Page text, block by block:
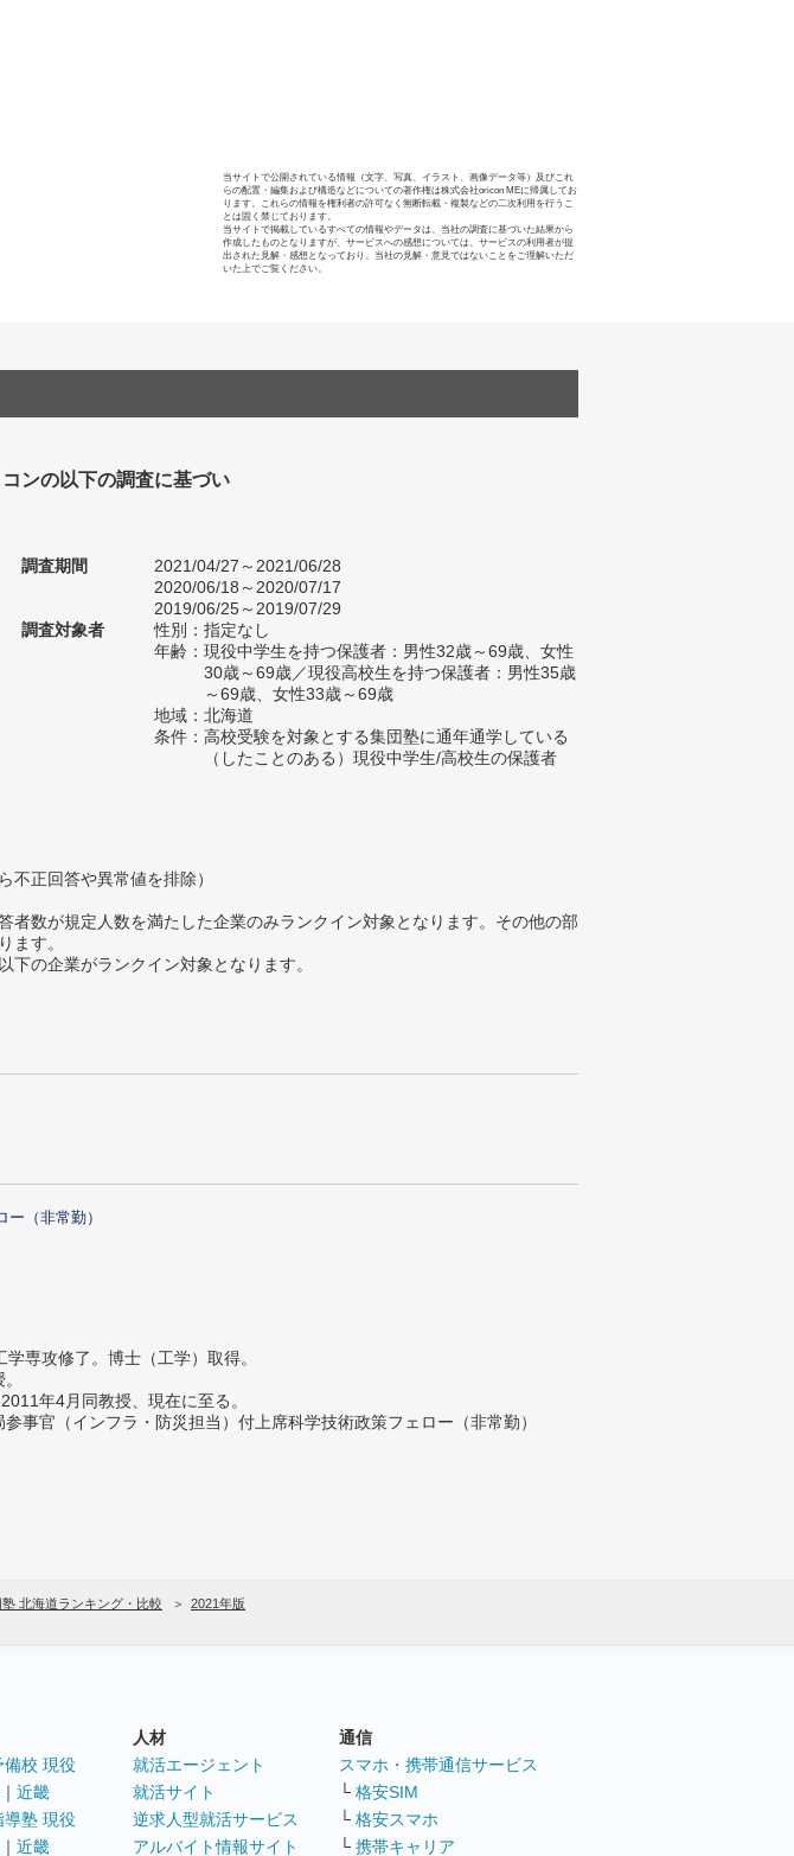
当サイトで公開されている情報（文字、写真、イラスト、画像データ等）及びこれ
らの配置・編集および構造などについての著作権は株式会社oricon MEに帰属してお
ります。これらの情報を権利者の許可なく無断転載・複製などの二次利用を行うこ
とは固く禁じております。
当サイトで掲載しているすべての情報やデータは、当社の調査に基づいた結果から
作成したものとなりますが、サービスへの感想については、サービスの利用者が提
出された見解・感想となっており、当社の見解・意見ではないことをご理解いただ
いた上でご覧ください。
ンの以下の調査に基づい
調査期間
2021/04/27～2021/06/28
2020/06/18～2020/07/17
2019/06/25～2019/07/29
調査対象者
性別：指定なし
年齢：現役中学生を持つ保護者：男性32歳～69歳、女性
30歳～69歳／現役高校生を持つ保護者：男性35歳
～69歳、女性33歳～69歳
地域：北海道
条件：高校受験を対象とする集団塾に通年通学している
（したことのある）現役中学生/高校生の保護者
正回答や異常値を排除）
数が規定人数を満たした企業のみランクイン対象となります。その他の部
ます。
の企業がランクイン対象となります。
（非常勤）
専攻修了。博士（工学）取得。
年4月同教授、現在に至る。
事官（インフラ・防災担当）付上席科学技術政策フェロー（非常勤）
北海道ランキング・比較
2021年版
備校 現役
｜ 近畿
導塾 現役
｜ 近畿
人材
就活エージェント
就活サイト
逆求人型就活サービス
アルバイト情報サイト
通信
スマホ・携帯通信サービス
└ 格安SIM
└ 格安スマホ
└ 携帯キャリア